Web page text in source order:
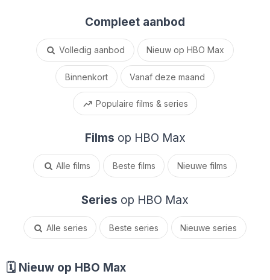
Compleet aanbod
Volledig aanbod Nieuw op HBO Max
Binnenkort Vanaf deze maand
Populaire films & series
Films op HBO Max
Alle films Beste films Nieuwe films
Series op HBO Max
Alle series Beste series Nieuwe series
🗓 Nieuw op HBO Max